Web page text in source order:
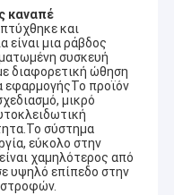
καναπέ
και
είναι μια ράβδος
συσκευή
διαφορετική ώθηση
εφαρμογήςΤο προϊόν
μικρό
σύστημα
εύκολο στην
χαμηλότερος από
υψηλό επίπεδο στην
στροφών.